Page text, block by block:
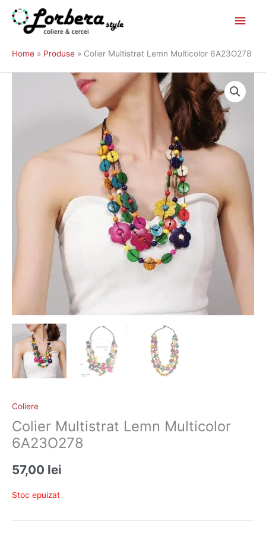
Skip
content
Home Produse Colier Multistrat Lemn Multicolor 6A23O278
Coliere
Colier Multistrat Lemn Multicolor
6A23O278
57,00 lei
Stoc epuizat